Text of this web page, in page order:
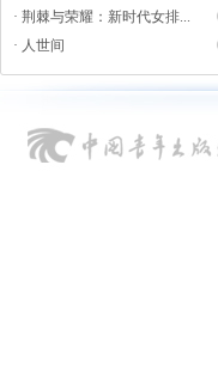
· 荆棘与荣耀：新时代女排...
· 人世间